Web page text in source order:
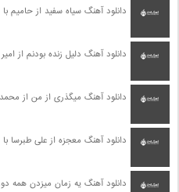
دانلود آهنگ سیاه سفید از حامیم
دانلود آهنگ دلیل زنده بودنم از
دانلود آهنگ میگذری از من از
دانلود آهنگ معجزه از علی طبرسا
دانلود آهنگ یه زمان میزدن همه